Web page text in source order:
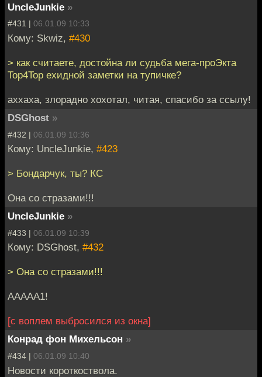
UncleJunkie »
#431 | 06.01.09 10:33
Кому: Skwiz, #430
> как считаете, достойна ли судьба мега-проЭкта
Top4Top ехидной заметки на тупичке?
аххаха, злорадно хохотал, читая, спасибо за ссылу!
DSGhost »
#432 | 06.01.09 10:36
Кому: UncleJunkie, #423
> Бондарчук, ты? КС
Она со стразами!!!
UncleJunkie »
#433 | 06.01.09 10:39
Кому: DSGhost, #432
> Она со стразами!!!
ААААА1!
[с воплем выбросился из окна]
Конрад фон Михельсон »
#434 | 06.01.09 10:40
Новости короткоствола.